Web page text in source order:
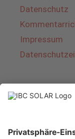
Datenschutz
Impressum
Über IBC
von